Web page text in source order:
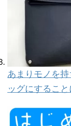
あまりモノを
ッグにすること